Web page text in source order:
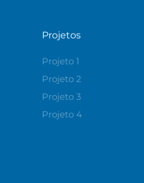
Projetos
Projeto 1
Projeto 2
Projeto 3
Projeto 4